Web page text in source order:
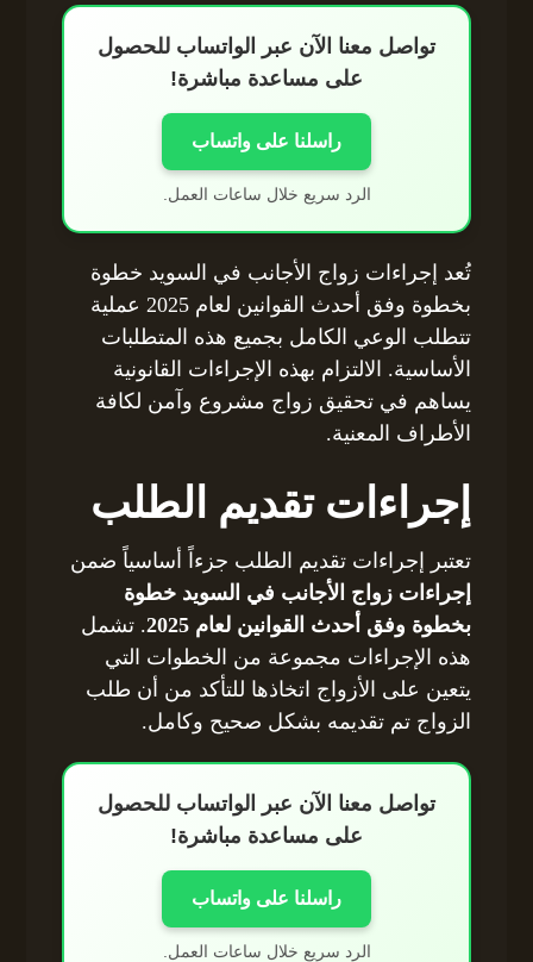
تواصل معنا الآن عبر الواتساب للحصول
على مساعدة مباشرة!
راسلنا على واتساب
الرد سريع خلال ساعات العمل.
تُعد إجراءات زواج الأجانب في السويد خطوة
بخطوة وفق أحدث القوانين لعام 2025 عملية
تتطلب الوعي الكامل بجميع هذه المتطلبات
الأساسية. الالتزام بهذه الإجراءات القانونية
يساهم في تحقيق زواج مشروع وآمن لكافة
الأطراف المعنية.
إجراءات تقديم الطلب
تعتبر إجراءات تقديم الطلب جزءاً أساسياً ضمن
إجراءات زواج الأجانب في السويد خطوة
بخطوة وفق أحدث القوانين لعام 2025
. تشمل
هذه الإجراءات مجموعة من الخطوات التي
يتعين على الأزواج اتخاذها للتأكد من أن طلب
الزواج تم تقديمه بشكل صحيح وكامل.
تواصل معنا الآن عبر الواتساب للحصول
على مساعدة مباشرة!
راسلنا على واتساب
الرد سريع خلال ساعات العمل.